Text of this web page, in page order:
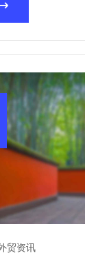
贸资讯